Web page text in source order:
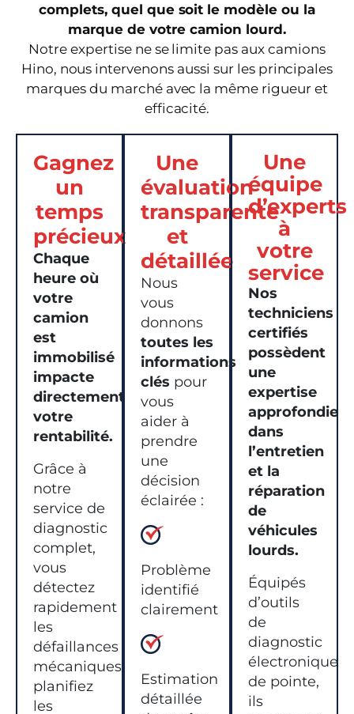
complets, quel que soit le modèle ou la
marque de votre camion lourd.
Notre expertise ne se limite pas aux camions
Hino, nous intervenons aussi sur les principales
marques du marché avec la même rigueur et
efficacité.
Gagnez
un
temps
précieux
Chaque
heure où
votre
camion
est
immobilisé
impacte
directement
votre
rentabilité.
Grâce à
notre
service de
diagnostic
complet,
vous
détectez
rapidement
les
défaillances
mécaniques,
planifiez
les
Une
évaluation
transparente
et
détaillée
Nous
vous
donnons
toutes les
informations
clés pour
vous
aider à
prendre
une
décision
éclairée :
Problème
identifié
clairement
Estimation
détaillée
Une
équipe
d’experts
à
votre
service
Nos
techniciens
certifiés
possèdent
une
expertise
approfondie
dans
l’entretien
et la
réparation
de
véhicules
lourds.
Équipés
d’outils
de
diagnostic
électronique
de pointe,
ils